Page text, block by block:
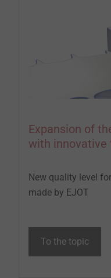
Expansion of
with innovative
New quality level
made by EJOT
To the topic